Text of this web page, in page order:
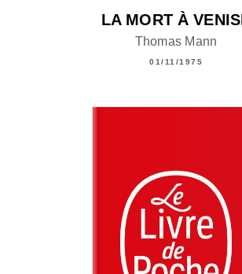
LA MORT À
Thomas Mann
01/11/1975